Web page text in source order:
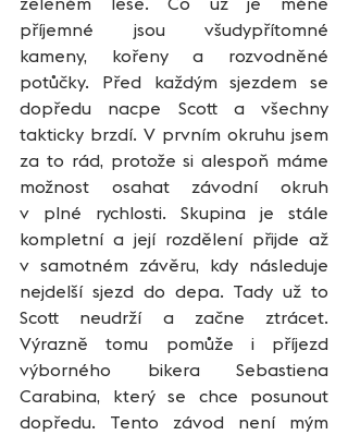
příjemné jsou všudypřítomné
kameny, kořeny a rozvodněné
potůčky. Před každým sjezdem se
dopředu nacpe Scott a všechny
takticky brzdí. V prvním okruhu jsem
za to rád, protože si alespoň máme
možnost osahat závodní okruh
v plné rychlosti. Skupina je stále
kompletní a její rozdělení přijde až
v samotném závěru, kdy následuje
nejdelší sjezd do depa. Tady už to
Scott neudrží a začne ztrácet.
Výrazně tomu pomůže i příjezd
výborného bikera Sebastiena
Carabina, který se chce posunout
dopředu. Tento závod není mým